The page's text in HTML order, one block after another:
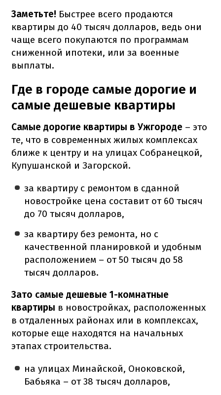
Заметьте! Быстрее всего продаются
квартиры до 40 тысяч долларов, ведь они
чаще всего покупаются по программам
сниженной ипотеки, или за военные
выплаты.
Где в городе самые дорогие и
самые дешевые квартиры
Самые дорогие квартиры в Ужгороде – это
те, что в современных жилых комплексах
ближе к центру и на улицах Собранецкой,
Купушанской и Загорской.
за квартиру с ремонтом в сданной
новостройке цена составит от 60 тысяч
до 70 тысяч долларов,
за квартиру без ремонта, но с
качественной планировкой и удобным
расположением – от 50 тысяч до 58
тысяч долларов.
Зато самые дешевые 1-комнатные
квартиры в новостройках, расположенных
в отдаленных районах или в комплексах,
которые еще находятся на начальных
этапах строительства.
на улицах Минайской, Оноковской,
Бабьяка – от 38 тысяч долларов,